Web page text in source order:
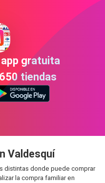
gratuita
tiendas
Valdesquí
distintas donde puede comprar
la compra familiar en